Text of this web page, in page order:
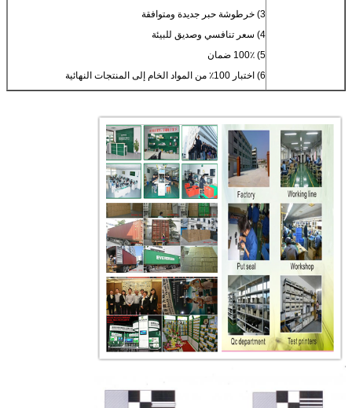
3) خرطوشة حبر جديدة ومتوافقة
4) سعر تنافسي وصديق للبيئة
5) 100٪ ضمان
6) اختبار 100٪ من المواد الخام إلى المنتجات النهائية